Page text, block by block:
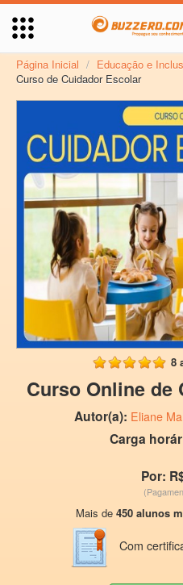
Página Inicial / Educação e
Curso de Cuidador Escolar
8
Curso Online de
Autor(a): Eliane
Carga
Por:
Mais de 450 alunos
Com